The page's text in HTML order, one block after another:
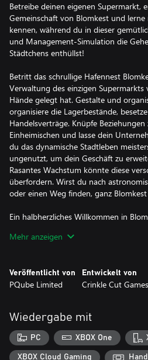
Betreibe deinen eigenen Supermarkt,
Gemeinschaft von Blomkest und
kennen, während du in dieser
und Management-Simulation die
Städtchens enthüllst!
Betritt das schrullige Hafennest
Verwaltung des einzigen
Hände gelegt hat. Gestalte und
organisiere die Lagerbestände,
Handelsverträge. Knüpfe
Einheimischen und lasse dein
du das dynamische Stadtleben
ungenutzt, um dein Geschäft zu
Rasantes Wachstum könnte diese
überfordern. Wirst du nach
oder einen Weg finden, ganz
Ein halbherzliches Willkommen in
dem abgetakelten Hafennest Blomkest
Gewinne neue Freunde (oder mache
Nach Ladenschluss erkundest du
lüfte die Geheimnisse des Städtchens.
Gestalte und dekoriere deinen
Arrangiere Regale und Produkte neu,
attraktiver und effizienter zu machen.
Mehr anzeigen
Veröffentlicht von
PQube Limited
Entwickelt von
Crinkle Cut Games
Wiedergabe mit
PC XBOX One
XBOX Cloud Gaming